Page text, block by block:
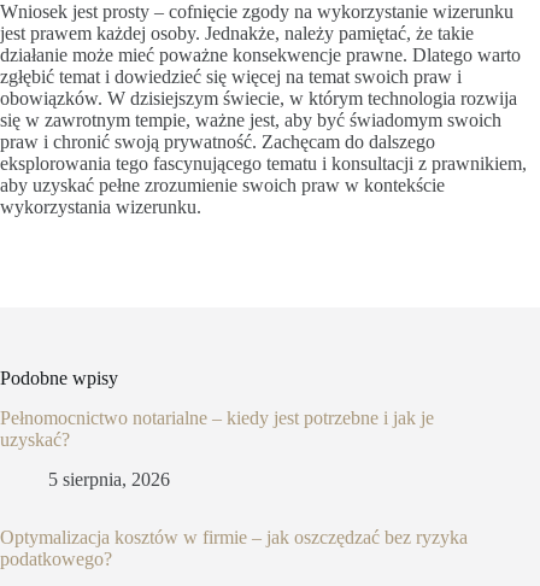
Wniosek jest prosty – cofnięcie zgody na wykorzystanie wizerunku
jest prawem każdej osoby. Jednakże, należy pamiętać, że takie
działanie może mieć poważne konsekwencje prawne. Dlatego warto
zgłębić temat i dowiedzieć się więcej na temat swoich praw i
obowiązków. W dzisiejszym świecie, w którym technologia rozwija
się w zawrotnym tempie, ważne jest, aby być świadomym swoich
praw i chronić swoją prywatność. Zachęcam do dalszego
eksplorowania tego fascynującego tematu i konsultacji z prawnikiem,
aby uzyskać pełne zrozumienie swoich praw w kontekście
wykorzystania wizerunku.
Podobne wpisy
Pełnomocnictwo notarialne – kiedy jest potrzebne i jak je
uzyskać?
5 sierpnia, 2026
Optymalizacja kosztów w firmie – jak oszczędzać bez ryzyka
podatkowego?